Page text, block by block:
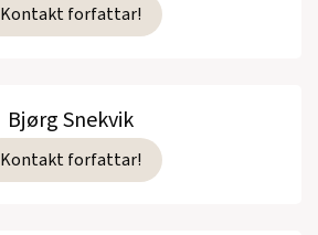
Kontakt forfattar!
Bjørg Snekvik
Kontakt forfattar!